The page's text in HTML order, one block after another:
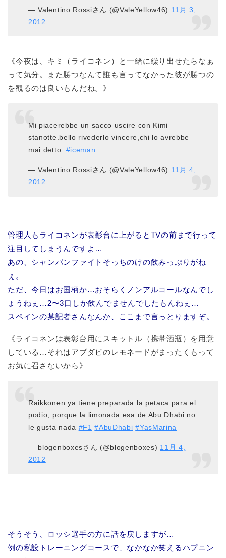
— Valentino Rossiさん (@ValeYellow46) 11月 3,
2012
《今夜は、キミ（ライコネン）と一緒に繰り出せたらなぁ
って気分。また勝つなんて誰も言ってなかった彼が勝つの
を観るのは良いもんだね。》
Mi piacerebbe un sacco uscire con Kimi
stanotte.bello rivederlo vincere,chi lo avrebbe
mai detto. #iceman
— Valentino Rossiさん (@ValeYellow46) 11月 4,
2012
管理人もライコネンが表彰台に上がるとTVの前まで行って
注目してしまうんですよ…
あの、シャンパンファイトそっちのけの飲みっぷりがね
ぇ。
ただ、今日はお国柄か…おそらくノンアルコールなんでし
ょうねぇ…2〜3口しか飲んでませんでしたもんねぇ…
スペインの某記者さんなんか、ここまで言っとりますぞ。
《ライコネンは表彰台用にスキットル（携帯酒瓶）を用意
している…それはアブダビのレモネードがまったくもって
お気に召さないから》
Raikkonen ya tiene preparada la petaca para el
podio, porque la limonada esa de Abu Dhabi no
le gusta nada #F1 #AbuDhabi #YasMarina
— blogenboxesさん (@blogenboxes) 11月 4,
2012
そうそう、ロッシ選手の方に話を戻しますが…
例の私設トレーニングコースで、なかなか笑えるハプニン